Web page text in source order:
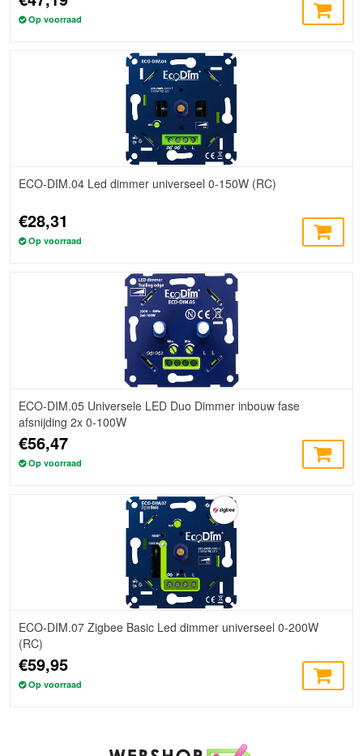
Op voorraad
ECO-DIM.04 Led dimmer universeel 0-150W (RC)
€28,31
Op voorraad
ECO-DIM.05 Universele LED Duo Dimmer inbouw fase
afsnijding 2x 0-100W
€56,47
Op voorraad
ECO-DIM.07 Zigbee Basic Led dimmer universeel 0-200W
(RC)
€59,95
Op voorraad